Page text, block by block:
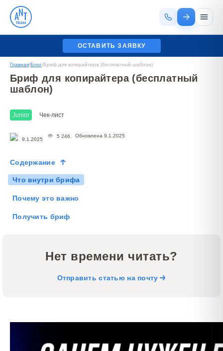
ОСТАВИТЬ ЗАЯВКУ
Главная/Блог/Бриф для копирайтера (бесплатный шаблон)
Бриф для копирайтера (бесплатный
шаблон)
Junior Чек-лист
9.1.2025
5 246 Обновлена 9.1.2025
Содержание
Что внутри брифа
Почему это важно
Получить бриф
Нет времени читать?
Отправить статью на почту